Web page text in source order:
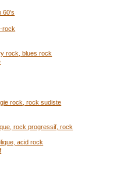
60's
rock
rock, blues rock
rock, rock sudiste
rock progressif, rock
acid rock